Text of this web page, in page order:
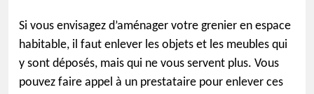
Si vous envisagez d’aménager votre grenier en espace
habitable, il faut enlever les objets et les meubles qui
y sont déposés, mais qui ne vous servent plus. Vous
pouvez faire appel à un prestataire pour enlever ces